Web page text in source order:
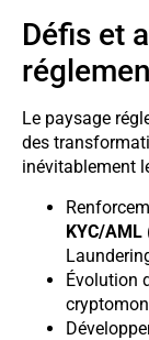
Défis et
Le paysage
des
inévitablement
KYC/AML
Évolution